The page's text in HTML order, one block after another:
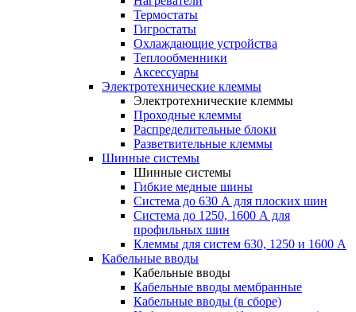
Термостаты
Гигростаты
Охлаждающие устройства
Теплообменники
Аксессуары
Электротехнические клеммы
Электротехнические клеммы
Проходные клеммы
Распределительные блоки
Разветвительные клеммы
Шинные системы
Шинные системы
Гибкие медные шины
Система до 630 А для плоских шин
Система до 1250, 1600 А для
профильных шин
Клеммы для систем 630, 1250 и 1600 А
Кабельные вводы
Кабельные вводы
Кабельные вводы мембранные
Кабельные вводы (в сборе)